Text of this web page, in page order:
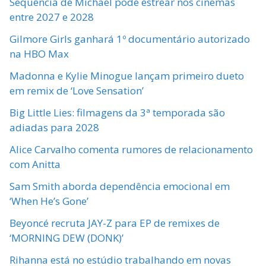
entre 2027 e 2028
Gilmore Girls ganhará 1º documentário autorizado
na HBO Max
Madonna e Kylie Minogue lançam primeiro dueto
em remix de ‘Love Sensation’
Big Little Lies: filmagens da 3ª temporada são
adiadas para 2028
Alice Carvalho comenta rumores de relacionamento
com Anitta
Sam Smith aborda dependência emocional em
‘When He’s Gone’
Beyoncé recruta JAY-Z para EP de remixes de
‘MORNING DEW (DONK)’
Rihanna está no estúdio trabalhando em novas